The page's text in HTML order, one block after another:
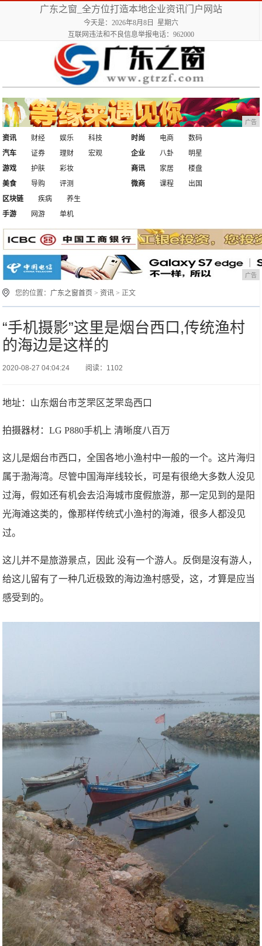
广东之窗_全方位打造本地企业资讯门户网站
今天是：2026年8月8日 星期六
互联网违法和不良信息举报电话：962000
广告
资讯 财经 娱乐
科技
汽车
证券 理财 宏观
时尚 电商
数码
企业
八卦
明星
游戏
护肤
彩妆
美食
导购 评测
商讯 家居
楼盘
微商
课程
出国
区块链
疾病
养生
手游
网游 单机
广告
您的位置： 广东之窗首页 >资讯 > 正文
“手机摄影”这里是烟台西口,传统渔村
的海边是这样的
2020-08-27 04:04:24 阅读：1102
地址：山东烟台市芝罘区芝罘岛西口
拍摄器材：LG P880手机上 清晰度八百万
这儿是烟台市西口，全国各地小渔村中一般的一个。这片海归
属于渤海湾。尽管中国海岸线较长，可是有很绝大多数人没见
过海，假如还有机会去沿海城市度假旅游，那一定见到的是阳
光海滩这类的，像那样传统式小渔村的海滩，很多人都没见
过。
这儿并不是旅游景点，因此 没有一个游人。反倒是沒有游人，
给这儿留有了一种几近极致的海边渔村感受，这，才算是应当
感受到的。